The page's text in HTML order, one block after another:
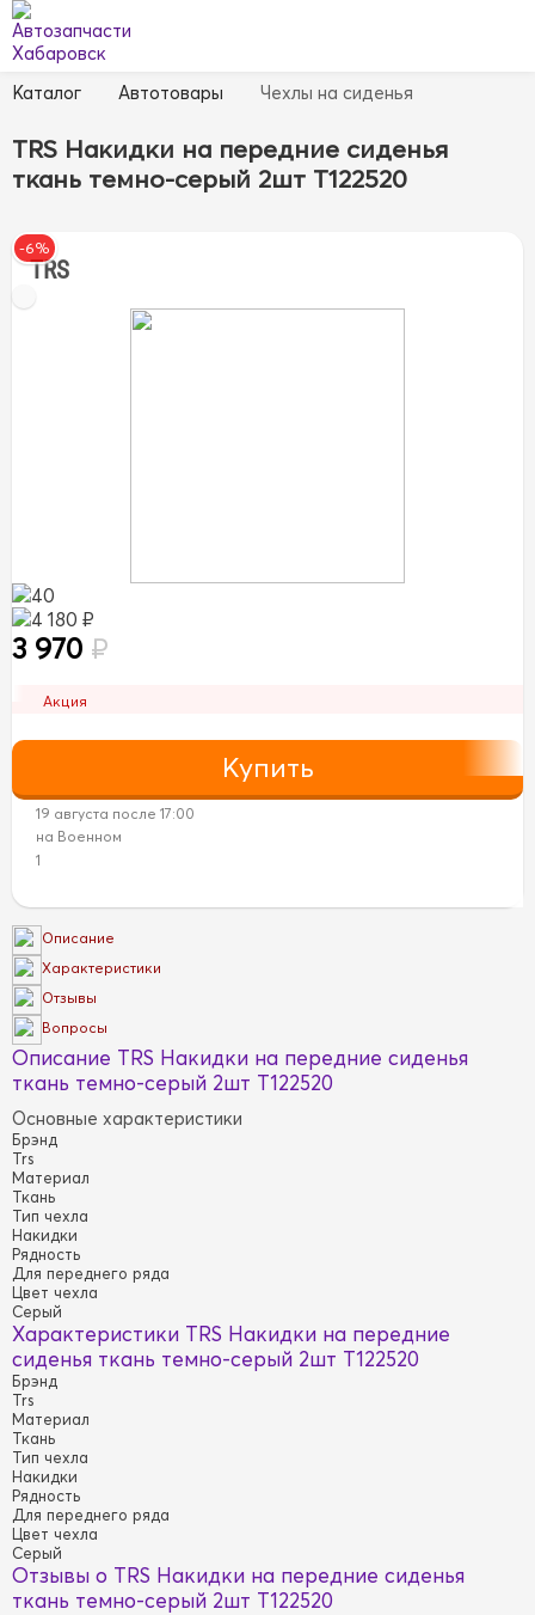
Каталог Автотовары Чехлы на сиденья
TRS Накидки на передние сиденья
ткань темно-серый 2шт T122520
TRS
-6%
40
4 180 ₽
3 970 ₽
Акция
19 августа после 17:00
на Военном
1
Описание
Характеристики
Отзывы
Вопросы
Описание TRS Накидки на передние сиденья
ткань темно-серый 2шт T122520
Основные характеристики
Брэнд
Trs
Материал
Ткань
Тип чехла
Накидки
Рядность
Для переднего ряда
Цвет чехла
Серый
Характеристики TRS Накидки на передние
сиденья ткань темно-серый 2шт T122520
Брэнд
Trs
Материал
Ткань
Тип чехла
Накидки
Рядность
Для переднего ряда
Цвет чехла
Серый
Отзывы о TRS Накидки на передние сиденья
ткань темно-серый 2шт T122520